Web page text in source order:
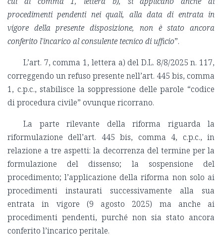
procedimenti pendenti nei quali, alla data di entrata in
vigore della presente disposizione, non è stato ancora
conferito l'incarico al consulente tecnico di ufficio”.
L’art. 7, comma 1, lettera a) del D.L. 8/8/2025 n. 117,
correggendo un refuso presente nell’art. 445 bis, comma
1, c.p.c., stabilisce la soppressione delle parole “codice
di procedura civile” ovunque ricorrano.
La parte rilevante della riforma riguarda la
riformulazione dell’art. 445 bis, comma 4, c.p.c., in
relazione a tre aspetti: la decorrenza del termine per la
formulazione del dissenso; la sospensione del
procedimento; l’applicazione della riforma non solo ai
procedimenti instaurati successivamente alla sua
entrata in vigore (9 agosto 2025) ma anche ai
procedimenti pendenti, purché non sia stato ancora
conferito l’incarico peritale.